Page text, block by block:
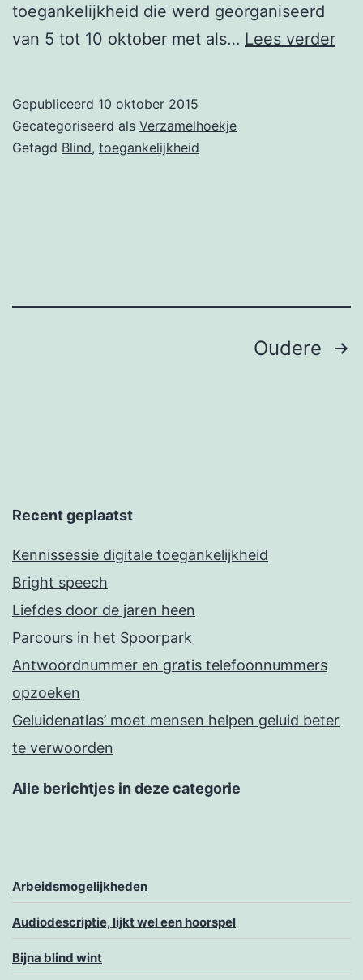
toegankelijkheid die werd georganiseerd
van 5 tot 10 oktober met als… Lees verder
Gepubliceerd 10 oktober 2015
Gecategoriseerd als Verzamelhoekje
Getagd Blind, toegankelijkheid
Oudere
Recent geplaatst
Kennissessie digitale toegankelijkheid
Bright speech
Liefdes door de jaren heen
Parcours in het Spoorpark
Antwoordnummer en gratis telefoonnummers
opzoeken
Geluidenatlas’ moet mensen helpen geluid beter
te verwoorden
Alle berichtjes in deze categorie
Arbeidsmogelijkheden
Audiodescriptie, lijkt wel een hoorspel
Bijna blind wint